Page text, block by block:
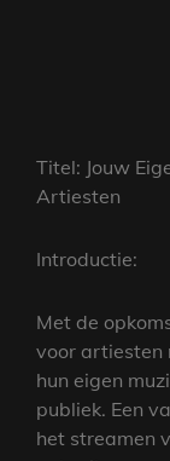
Titel: Jouw
Artiesten
Introductie:
Met de
voor artiesten
hun eigen
publiek. Een
het streamen